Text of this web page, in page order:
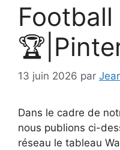
Football
13 juin 2026 par
Dans le cadre de
nous publions ci-
réseau le tableau